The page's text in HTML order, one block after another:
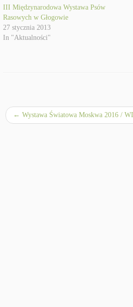
III Międzynarodowa Wystawa Psów
Rasowych w Głogowie
27 stycznia 2013
In "Aktualności"
← Wystawa Światowa Moskwa 2016 /